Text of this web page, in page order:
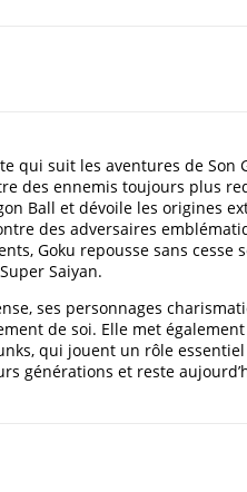
qui suit les aventures de Son
des ennemis toujours plus
Ball et dévoile les origines
des adversaires
Goku repousse sans cesse
Saiyan.
ses personnages
de soi. Elle met
qui jouent un rôle
générations et reste